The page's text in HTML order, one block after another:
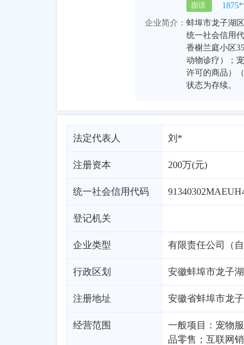
固话
企业简介： 蚌埠市龙子湖
统一社会信用
香榭兰庭小区
动物诊疗）；
许可的商品）
状态为存续。
法定代表人 刘*
注册资本 200万(元)
统一社会信用代码
登记机关
企业类型 有限责任公司（自
行政区划 安徽蚌埠市龙子
注册地址 安徽省蚌埠市龙
经营范围
一般项目：宠物
品零售；互联网